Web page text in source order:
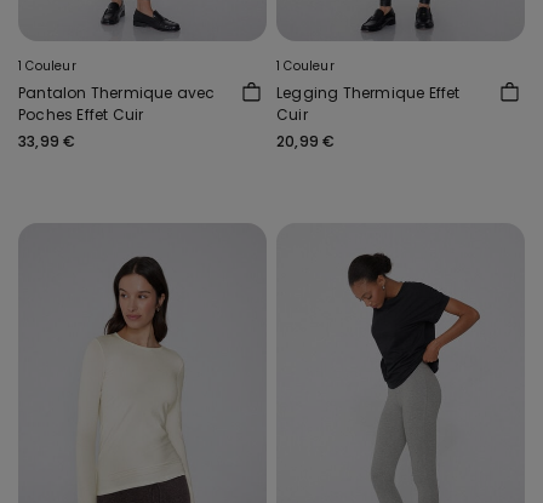
1 Couleur
Pantalon Thermique avec
Poches Effet Cuir
33,99 €
1 Couleur
Legging Thermique Effet
Cuir
20,99 €